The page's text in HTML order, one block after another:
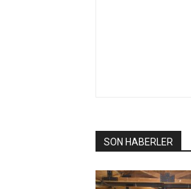
SON HABERLER